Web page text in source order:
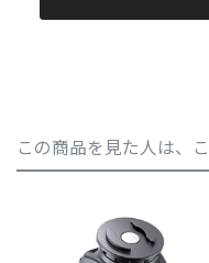
この商品を見た人は、